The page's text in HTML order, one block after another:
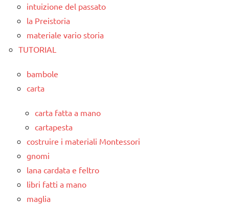
intuizione del passato
la Preistoria
materiale vario storia
TUTORIAL
bambole
carta
carta fatta a mano
cartapesta
costruire i materiali Montessori
gnomi
lana cardata e feltro
libri fatti a mano
maglia